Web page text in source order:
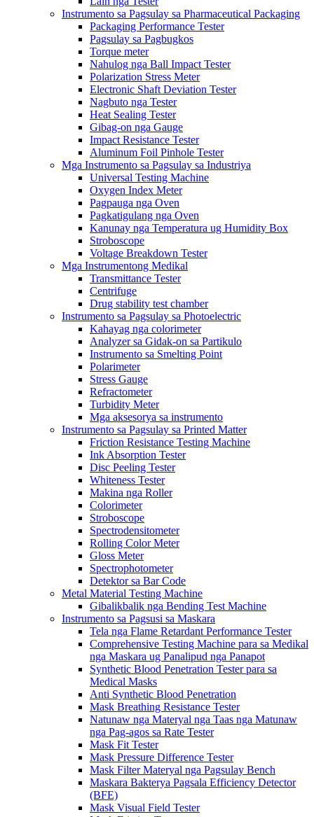
Instrumento sa Pagsulay sa Pharmaceutical Packaging
Packaging Performance Tester
Pagsulay sa Pagbugkos
Torque meter
Nahulog nga Ball Impact Tester
Polarization Stress Meter
Electronic Shaft Deviation Tester
Nagbuto nga Tester
Heat Sealing Tester
Gibag-on nga Gauge
Impact Resistance Tester
Aluminum Foil Pinhole Tester
Mga Instrumento sa Pagsulay sa Industriya
Universal Testing Machine
Oxygen Index Meter
Pagpauga nga Oven
Pagkatigulang nga Oven
Kanunay nga Temperatura ug Humidity Box
Stroboscope
Voltage Breakdown Tester
Mga Instrumentong Medikal
Transmittance Tester
Centrifuge
Drug stability test chamber
Instrumento sa Pagsulay sa Photoelectric
Kahayag nga colorimeter
Analyzer sa Gidak-on sa Partikulo
Instrumento sa Smelting Point
Polarimeter
Stress Gauge
Refractometer
Turbidity Meter
Mga aksesorya sa instrumento
Instrumento sa Pagsulay sa Printed Matter
Friction Resistance Testing Machine
Ink Absorption Tester
Disc Peeling Tester
Whiteness Tester
Makina nga Roller
Colorimeter
Stroboscope
Spectrodensitometer
Rolling Color Meter
Gloss Meter
Spectrophotometer
Detektor sa Bar Code
Metal Material Testing Machine
Gibalikbalik nga Bending Test Machine
Instrumento sa Pagsusi sa Maskara
Tela nga Flame Retardant Performance Tester
Comprehensive Testing Machine para sa Medikal
nga Maskara ug Panalipud nga Panapot
Synthetic Blood Penetration Tester para sa
Medical Masks
Anti Synthetic Blood Penetration
Mask Breathing Resistance Tester
Natunaw nga Materyal nga Taas nga Matunaw
nga Pag-agos sa Rate Tester
Mask Fit Tester
Mask Pressure Difference Tester
Mask Filter Materyal nga Pagsulay Bench
Maskara Bakterya Pagsala Efficiency Detector
(BFE)
Mask Visual Field Tester